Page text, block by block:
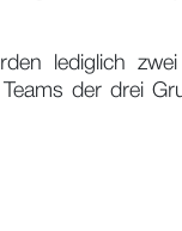
lediglich
der drei